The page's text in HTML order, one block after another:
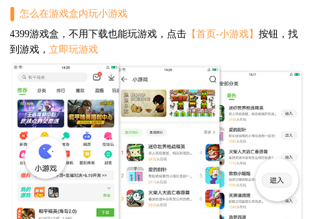
怎么在游戏盒内玩小游戏
4399游戏盒，不用下载也能玩游戏，点击【首页-小游戏】 按钮，找
到游戏， 立即玩游戏